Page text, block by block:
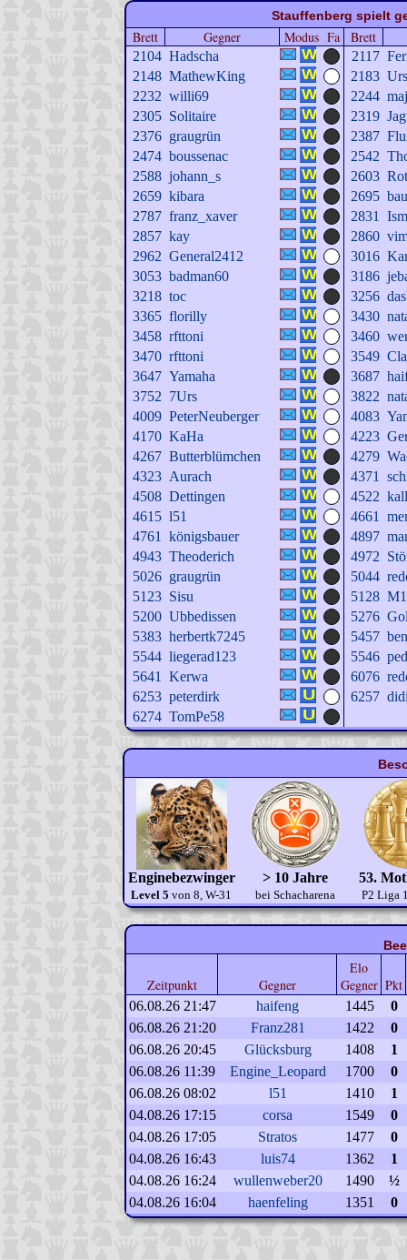
Stauffenberg spielt
Brett Gegner Modus Fa Brett
2104 Hadscha 2117
2148 MathewKing 2183
2232 willi69 2244 maj
2305 Solitaire 2319
2376 graugrün 2387
2474 boussenac 2542
2588 johann_s 2603
2659 kibara 2695
2787 franz_xaver 2831
2857 kay 2860
2962 General2412 3016
3053 badman60 3186
3218 toc 3256
3365 florilly 3430
3458 rfttoni 3460
3470 rfttoni 3549
3647 Yamaha 3687
3752 7Urs 3822
4009 PeterNeuberger 4083
4170 KaHa 4223
4267 Butterblümchen 4279
4323 Aurach 4371
4508 Dettingen 4522
4615 l51 4661
4761
königsbauer 4897
4943 Theoderich 4972
5026 graugrün 5044
5123 Sisu 5128
5200 Ubbedissen 5276
5383 herbertk7245 5457
5544 liegerad123 5546
5641
Kerwa 6076
6253 peterdirk 6257
6274 TomPe58
Enginebezwinger
Level 5 von 8, W-31
> 10 Jahre
bei Schacharena
53.
P2 Liga
Zeitpunkt Gegner
Elo
Gegner Pkt
06.08.26 21:47 haifeng 1445
0
06.08.26 21:20
Franz281 1422
0
06.08.26 20:45
Glücksburg 1408
1
06.08.26 11:39
Engine_Leopard 1700
0
06.08.26 08:02
l51 1410
1
04.08.26 17:15
corsa 1549
0
04.08.26 17:05
Stratos 1477
0
04.08.26 16:43
luis74 1362
1
04.08.26 16:24
wullenweber20 1490
½
04.08.26 16:04
haenfeling 1351 0